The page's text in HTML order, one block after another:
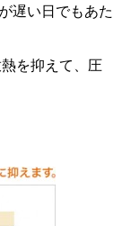
遅い日でもあた
を抑えて、圧